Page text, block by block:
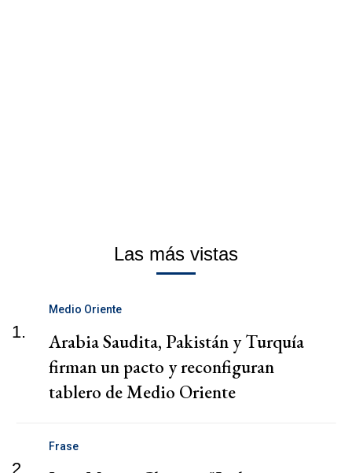
Las más vistas
1.
Medio Oriente
Arabia Saudita, Pakistán y Turquía
firman un pacto y reconfiguran
tablero de Medio Oriente
2.
Frase